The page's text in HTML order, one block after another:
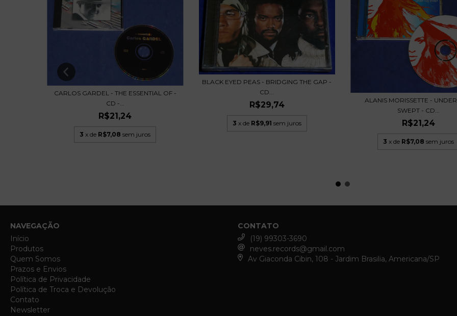
CARLOS GARDEL - THE ESSENTIAL OF -
CD -...
R$21,24
3 x de R$7,08 sem juros
BLACK EYED PEAS - BRIDGING THE GAP -
CD...
R$29,74
3 x de R$9,91 sem juros
ALANIS MORISSETTE -
SWEPT - CD...
R$21,24
3 x de R$7,08 sem juros
NAVEGAÇÃO
Início
Produtos
Quem Somos
Prazos e Envios
Política de Privacidade
Política de Troca e Devolução
Contato
Newsletter
CONTATO
(19) 99303-3690
neves.records@gmail.com
Av Giaconda Cibin, 108 - Jardim Brasilia, Americana/SP